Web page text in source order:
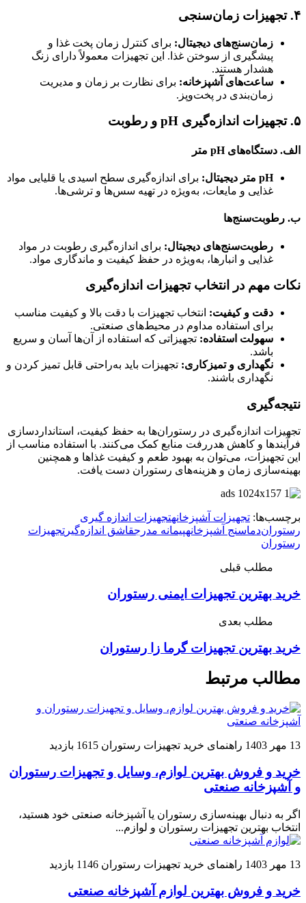
۴. تجهیزات زمان‌سنجی
زمان‌سنج‌های دیجیتال: برای کنترل زمان پخت غذا و
پیشگیری از سوختن غذا. این تجهیزات معمولاً دارای زنگ
هشدار هستند.
ساعت‌های آشپزخانه: برای نظارت بر زمان و مدیریت
زمان‌بندی در پخت‌وپز.
۵. تجهیزات اندازه‌گیری pH و رطوبت
الف. دستگاه‌های pH متر
pH متر دیجیتال:
برای اندازه‌گیری سطح اسیدی یا قلیایی مواد
غذایی و مایعات، به‌ویژه در تهیه سس‌ها و ترشی‌ها.
ب. رطوبت‌سنج‌ها
رطوبت‌سنج‌های دیجیتال: برای اندازه‌گیری رطوبت در مواد
غذایی و انبارها، به‌ویژه در حفظ کیفیت و ماندگاری مواد.
نکات مهم در انتخاب تجهیزات اندازه‌گیری
دقت و کیفیت: انتخاب تجهیزات با دقت بالا و کیفیت مناسب
برای استفاده مداوم در محیط‌های صنعتی.
سهولت استفاده: تجهیزاتی که استفاده از آن‌ها آسان و سریع
باشد.
نگهداری و تمیزکاری: تجهیزات باید به‌راحتی قابل تمیز کردن و
نگهداری باشند.
نتیجه‌گیری
تجهیزات اندازه‌گیری در رستوران‌ها به حفظ کیفیت، استانداردسازی
فرآیندها و کاهش هدررفت منابع کمک می‌کنند. با استفاده مناسب از
این تجهیزات، می‌توان به بهبود طعم و کیفیت غذاها و همچنین
بهینه‌سازی زمان و هزینه‌های رستوران دست یافت.
برچسب‌ها: تجهیزات آشپزخانهتجهیزات اندازه‌ گیری
رستوران‌دماسنج‌ آشپزخانهپیمانه‌ مدرجقاشق‌ اندازه‌گیر تجهیزات
رستوران
مطلب قبلی
خرید بهترین تجهیزات ایمنی رستوران‌
مطلب بعدی
خرید بهترین تجهیزات گرما زا رستوران‌
مطالب مرتبط
13 مهر 1403 راهنمای خرید تجهیزات رستوران 1615 بازدید
خرید و فروش بهترین لوازم، وسایل و تجهیزات رستوران
و آشپزخانه صنعتی
اگر به دنبال بهینه‌سازی رستوران یا آشپزخانه صنعتی خود هستید،
انتخاب بهترین تجهیزات رستوران و لوازم...
13 مهر 1403 راهنمای خرید تجهیزات رستوران 1146 بازدید
خرید و فروش بهترین لوازم آشپزخانه صنعتی